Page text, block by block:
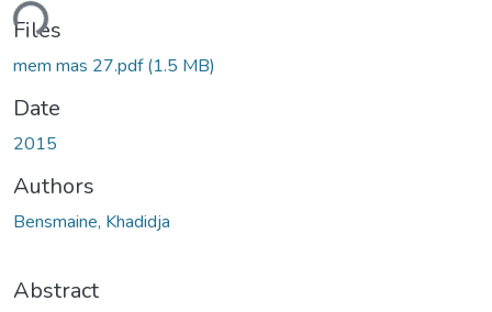
Files
mem mas 27.pdf(1.5 MB)
Date
2015
Authors
Bensmaine, Khadidja
Abstract